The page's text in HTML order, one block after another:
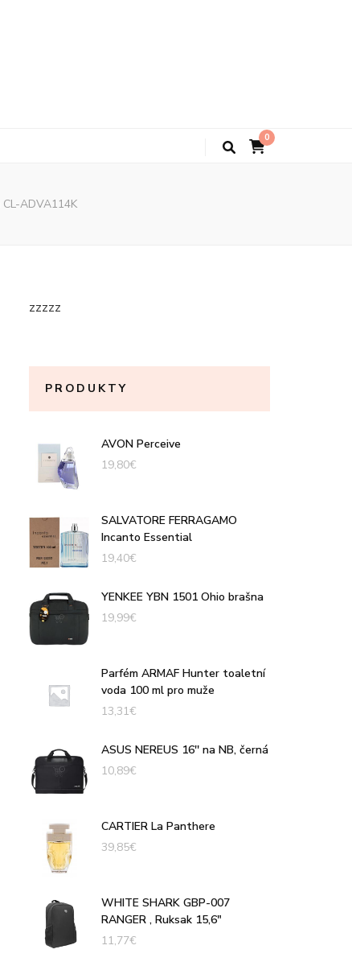
0
ADVA114K
zzzzz
PRODUKTY
AVON Perceive
19,80€
SALVATORE FERRAGAMO
Incanto Essential
19,40€
YENKEE YBN 1501 Ohio brašna
19,99€
Parfém ARMAF Hunter toaletní
voda 100 ml pro muže
13,31€
ASUS NEREUS 16'' na NB, černá
10,89€
CARTIER La Panthere
39,85€
WHITE SHARK GBP-007
RANGER , Ruksak 15,6"
11,77€